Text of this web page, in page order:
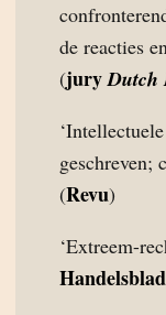
de reacties
(juryDutch
geschreven;
(Revu)
‘Extreem-
Handelsblad